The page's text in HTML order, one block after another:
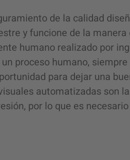
de la calidad
y funcione de la
humano realizado por
proceso humano,
para dejar una
automatizadas son
por lo que es